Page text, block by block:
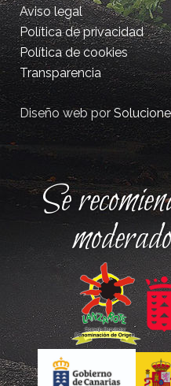
Aviso legal
Política de privacidad
Política de cookies
Transparencia
Diseño web por
Se